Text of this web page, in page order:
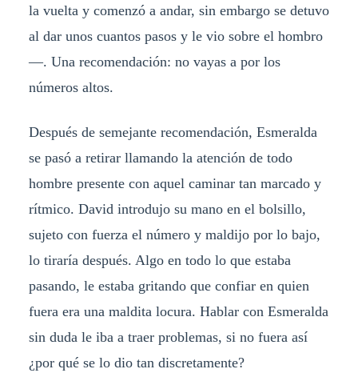
la vuelta y comenzó a andar, sin embargo se detuvo
al dar unos cuantos pasos y le vio sobre el hombro
—. Una recomendación: no vayas a por los
números altos.
Después de semejante recomendación, Esmeralda
se pasó a retirar llamando la atención de todo
hombre presente con aquel caminar tan marcado y
rítmico. David introdujo su mano en el bolsillo,
sujeto con fuerza el número y maldijo por lo bajo,
lo tiraría después. Algo en todo lo que estaba
pasando, le estaba gritando que confiar en quien
fuera era una maldita locura. Hablar con Esmeralda
sin duda le iba a traer problemas, si no fuera así
¿por qué se lo dio tan discretamente?